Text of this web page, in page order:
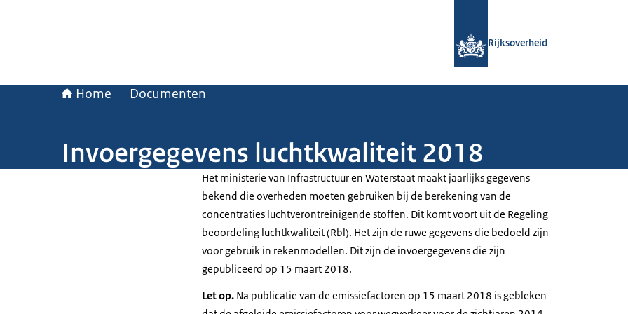
Rijksoverheid
Home Documenten
Invoergegevens luchtkwaliteit 2018
Het ministerie van Infrastructuur en Waterstaat maakt jaarlijks gegevens
bekend die overheden moeten gebruiken bij de berekening van de
concentraties luchtverontreinigende stoffen. Dit komt voort uit de Regeling
beoordeling luchtkwaliteit (Rbl). Het zijn de ruwe gegevens die bedoeld zijn
voor gebruik in rekenmodellen. Dit zijn de invoergegevens die zijn
gepubliceerd op 15 maart 2018.
Let op. Na publicatie van de emissiefactoren op 15 maart 2018 is gebleken